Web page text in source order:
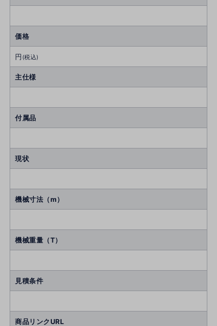
価格
円 (税込)
主仕様
付属品
現状
機械寸法（m）
機械重量（T）
見積条件
商品リンクURL